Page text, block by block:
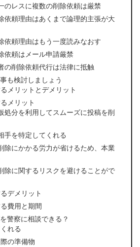
のレスに複数の削除依頼は厳禁
依頼理由はあくまで論理的主張が大
依頼理由はもう一度読みなおす
依頼はメール申請厳禁
の削除依頼代行は法律に抵触
も検討しましょう
メリットとデメリット
メリット
処分を利用してスムーズに投稿を削
手を特定してくれる
除にかかる労力が省けるため、本業
除に関するリスクを避けることがで
デメリット
費用と期間
警察に相談できる？
れる
の準備物